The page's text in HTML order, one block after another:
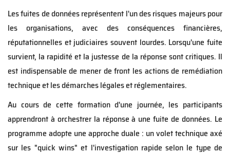
Les fuites de données représentent l'un des risques majeurs pour
les organisations, avec des conséquences financières,
réputationnelles et judiciaires souvent lourdes. Lorsqu'une fuite
survient, la rapidité et la justesse de la réponse sont critiques. Il
est indispensable de mener de front les actions de remédiation
technique et les démarches légales et réglementaires.
Au cours de cette formation d'une journée, les participants
apprendront à orchestrer la réponse à une fuite de données. Le
programme adopte une approche duale : un volet technique axé
sur les "quick wins" et l'investigation rapide selon le type de